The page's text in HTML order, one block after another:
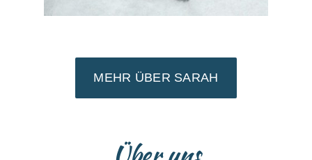
MEHR ÜBER SARAH